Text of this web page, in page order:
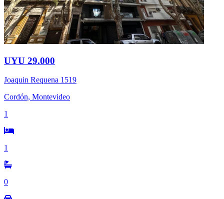
UYU 29.000
Joaquin Requena 1519
Cordón, Montevideo
1
1
0